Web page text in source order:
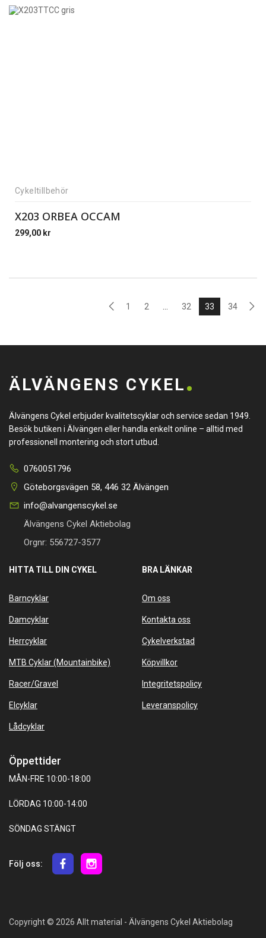
Cykeltillbehör
X203 ORBEA OCCAM
299,00 kr
1 2 32 33 34
ÄLVÄNGENS CYKEL
Älvängens Cykel erbjuder kvalitetscyklar och service sedan 1949.
Besök butiken i Älvängen eller handla enkelt online – alltid med
professionell montering och stort utbud.
0760051796
Göteborgsvägen 58, 446 32 Älvängen
info@alvangenscykel.se
Älvängens Cykel Aktiebolag
Orgnr: 556727-3577
HITTA TILL DIN CYKEL
Barncyklar
Damcyklar
Herrcyklar
MTB Cyklar (Mountainbike)
Racer/Gravel
Elcyklar
Lådcyklar
BRA LÄNKAR
Om oss
Kontakta oss
Cykelverkstad
Köpvillkor
Integritetspolicy
Leveranspolicy
Öppettider
MÅN-FRE 10:00-18:00
LÖRDAG 10:00-14:00
SÖNDAG STÄNGT
Följ oss:
Copyright © 2026 Allt material - Älvängens Cykel Aktiebolag